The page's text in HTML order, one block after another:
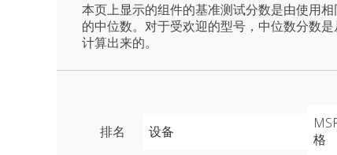
本页上显示的组件的基准测试分数是由使用
的中位数。对于受欢迎的型号，中位数分数
计算出来的。
排名 设备
格